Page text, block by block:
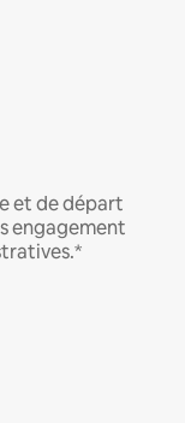
et de départ
engagement